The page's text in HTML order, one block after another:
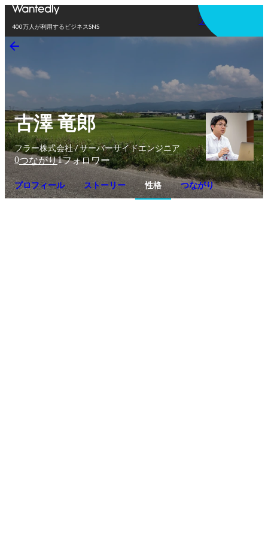
400万人が利用するビジネスSNS
アプリを使う
古澤 竜郎
フラー株式会社 / サーバーサイドエンジニア
0つながり1フォロワー
プロフィール ストーリー 性格 つながり